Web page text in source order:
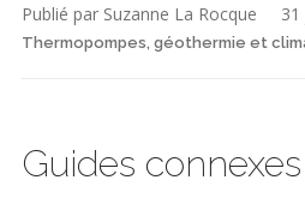
Publié par Suzanne La Rocque
Thermopompes, géothermie et
Guides connexes